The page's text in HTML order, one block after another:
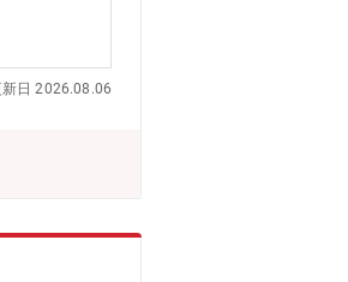
ション等最
ング、最適
ジェクト推進
・売上・利益
業です！・
新日 2026.08.06